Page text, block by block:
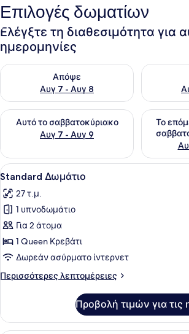
Επιλογές δωματίων
Ελέγξτε τη διαθεσιμότητα για
ημερομηνίες
Απόψε
Αυγ 7 - Αυγ 8
Έλεγχος διαθεσιμότητας για απόψε Αυγ
Έλεγχος
Αυτό το σαββατοκύριακο
Αυγ 7 - Αυγ 9
Έλεγχος διαθεσιμότητας για αυτό το
Το
Έλεγχος
Προβολή
όλων
των
φωτογραφιών
για
Standard
Δωμάτιο
Ένα
2
Standard Δωμάτιο
27 τ.μ.
1 υπνοδωμάτιο
Για 2 άτομα
1 Queen Κρεβάτι
Δωρεάν ασύρματο ίντερνετ
Περισσότερες λεπτομέρειες
Περισσότερες
Δωμάτιο
Προβολή τιμών για τις